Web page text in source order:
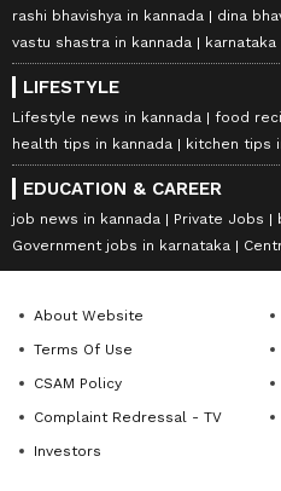
rashi bhavishya in kannada dina
vastu shastra in kannada
LIFESTYLE
Lifestyle news in kannada
food
health tips in kannada
kitchen tips
EDUCATION & CAREER
job news in kannada Private Jobs
Government jobs in karnataka
About Website
Terms Of Use
CSAM Policy
Complaint Redressal - TV
Investors